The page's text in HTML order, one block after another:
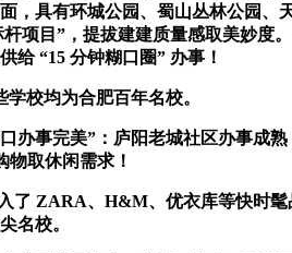
，具有环城公园、蜀山丛林公园、
项目”，提拔建建质量感取美妙度
给 “15 分钟糊口圈” 办事！
校均为合肥百年名校。
事完美”：庐阳老城社区办事成熟
取休闲需求！
了 ZARA、H&M、优衣库等快时髦
名校。